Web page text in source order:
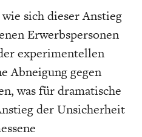
sich dieser Anstieg
Erwerbspersonen
experimentellen
Abneigung gegen
was für dramatische
der Unsicherheit